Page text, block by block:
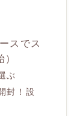
スでス
ぶ
封！設